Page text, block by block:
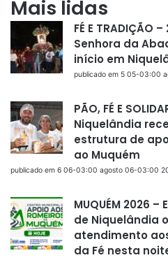
Mais lidas
FÉ E TRADIÇÃO
Senhora da
início em
publicado em 5 05-03:00
PÃO, FÉ E
Niquelândia
estrutura de
ao Muquém
publicado em 6 06-03:00 agosto 06-03:00
MUQUÉM 2026
de Niquelândia
atendimento
da Fé nesta